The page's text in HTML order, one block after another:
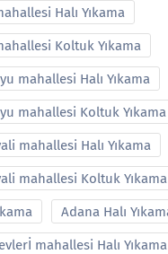
Halı Yıkama
Koltuk Yıkama
mahallesi Halı Yıkama
mahallesi Koltuk Yıkama
mahallesi Halı Yıkama
mahallesi Koltuk Yıkama
Adana Halı
mahallesi Halı Yıkama